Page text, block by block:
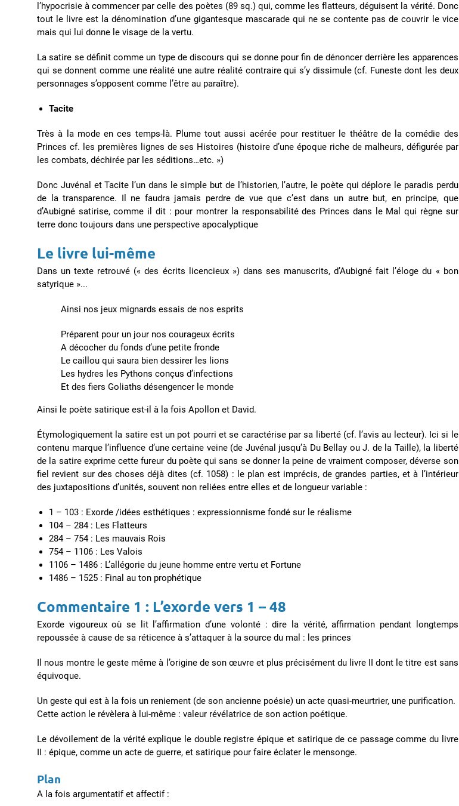
l’hypocrisie à commencer par celle des poètes (89 sq.) qui, comme les flatteurs, déguisent la vérité. Donc
tout le livre est la dénomination d’une gigantesque mascarade qui ne se contente pas de couvrir le vice
mais qui lui donne le visage de la vertu.
La satire se définit comme un type de discours qui se donne pour fin de dénoncer derrière les apparences
qui se donnent comme une réalité une autre réalité contraire qui s’y dissimule (cf. Funeste dont les deux
personnages s’opposent comme l’être au paraître).
Tacite
Très à la mode en ces temps-là. Plume tout aussi acérée pour restituer le théâtre de la comédie des
Princes cf. les premières lignes de ses Histoires (histoire d’une époque riche de malheurs, défigurée par
les combats, déchirée par les séditions…etc. »)
Donc Juvénal et Tacite l’un dans le simple but de l’historien, l’autre, le poète qui déplore le paradis perdu
de la transparence. Il ne faudra jamais perdre de vue que c’est dans un autre but, en principe, que
d’Aubigné satirise, comme il dit : pour montrer la responsabilité des Princes dans le Mal qui règne sur
terre donc toujours dans une perspective apocalyptique
Le livre lui-même
Dans un texte retrouvé (« des écrits licencieux ») dans ses manuscrits, d’Aubigné fait l’éloge du « bon
satyrique »...
Ainsi nos jeux mignards essais de nos esprits
Préparent pour un jour nos courageux écrits
A décocher du fonds d’une petite fronde
Le caillou qui saura bien dessirer les lions
Les hydres les Pythons conçus d’infections
Et des fiers Goliaths désengencer le monde
Ainsi le poète satirique est-il à la fois Apollon et David.
Étymologiquement la satire est un pot pourri et se caractérise par sa liberté (cf. l’avis au lecteur). Ici si le
contenu marque l’influence d’une certaine veine (de Juvénal jusqu’à Du Bellay ou J. de la Taille), la liberté
de la satire exprime cette fureur du poète qui sans se donner la peine de vraiment composer, déverse son
fiel revient sur des choses déjà dites (cf. 1058) : le plan est imprécis, de grandes parties, et à l’intérieur
des juxtapositions d’unités, souvent non reliées entre elles et de longueur variable :
1 – 103 : Exorde /idées esthétiques : expressionnisme fondé sur le réalisme
104 – 284 : Les Flatteurs
284 – 754 : Les mauvais Rois
754 – 1106 : Les Valois
1106 – 1486 : L’allégorie du jeune homme entre vertu et Fortune
1486 – 1525 : Final au ton prophétique
Commentaire 1 : L’exorde vers 1 – 48
Exorde vigoureux où se lit l’affirmation d’une volonté : dire la vérité, affirmation pendant longtemps
repoussée à cause de sa réticence à s’attaquer à la source du mal : les princes
Il nous montre le geste même à l’origine de son œuvre et plus précisément du livre II dont le titre est sans
équivoque.
Un geste qui est à la fois un reniement (de son ancienne poésie) un acte quasi-meurtrier, une purification.
Cette action le révèlera à lui-même : valeur révélatrice de son action poétique.
Le dévoilement de la vérité explique le double registre épique et satirique de ce passage comme du livre
II : épique, comme un acte de guerre, et satirique pour faire éclater le mensonge.
Plan
A la fois argumentatif et affectif :